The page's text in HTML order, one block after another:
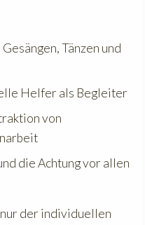
Tänzen und
Helfer als Begleiter
von
die Achtung vor allen
der individuellen